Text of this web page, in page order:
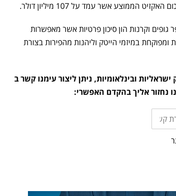
וקרנות הון סיכון פרטיות אשר מאפשרות
במיזמי הייטק וליהנות מהפירות בצורת
ובינלאומיות, ניתן ליצור עימנו קשר ב